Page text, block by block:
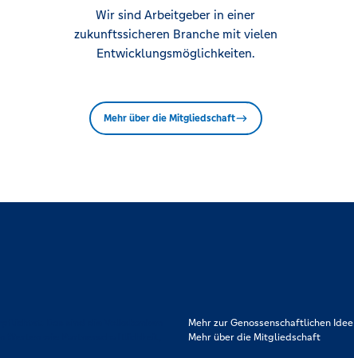
Wir sind Arbeitgeber in einer
zukunftssicheren Branche mit vielen
Entwicklungsmöglichkeiten.
Mehr über die Mitgliedschaft
Mehr zur Genossenschaftlichen Idee
Mehr über die Mitgliedschaft